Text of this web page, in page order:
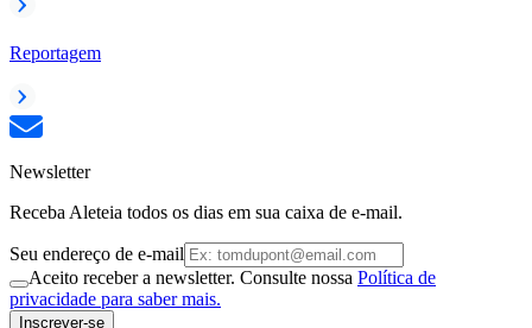
Reportagem
Newsletter
Receba Aleteia todos os dias em sua caixa de e-mail.
Seu endereço de e-mail
Aceito receber a newsletter. Consulte nossa Política de
privacidade para saber mais.
Inscrever-se